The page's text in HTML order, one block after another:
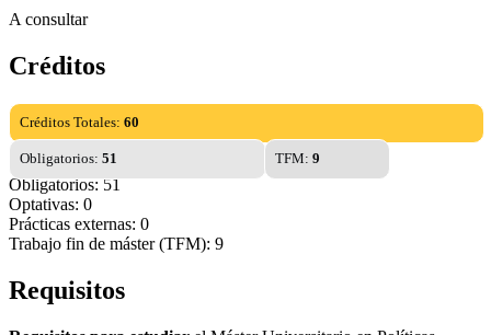
A consultar
Créditos
Créditos Totales: 60
Obligatorios: 51 TFM:9
Obligatorios: 51
Optativas: 0
Prácticas externas: 0
Trabajo fin de máster (TFM): 9
Requisitos